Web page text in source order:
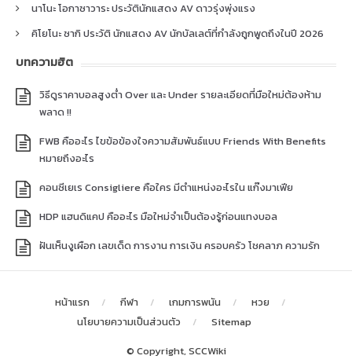
นาโนะ โอกาซาวาระ ประวัตินักแสดง AV ดาวรุ่งพุ่งแรง
คิโยโนะ ซากิ ประวัติ นักแสดง AV นักบัลเลต์ที่กำลังถูกพูดถึงในปี 2026
บทความฮิต
วิธีดูราคาบอลสูงต่ำ Over และ Under รายละเอียดที่มือใหม่ต้องห้าม
พลาด !!
FWB คืออะไร ไขข้อข้องใจความสัมพันธ์แบบ Friends With Benefits
หมายถึงอะไร
คอนซีเยเร Consigliere คือใคร มีตำแหน่งอะไรใน แก๊งมาเฟีย
HDP แฮนดิแคป คืออะไร มือใหม่จำเป็นต้องรู้ก่อนแทงบอล
ฝันเห็นงูเผือก เลขเด็ด การงาน การเงิน ครอบครัว โชคลาภ ความรัก
หน้าแรก กีฬา เกมการพนัน
หวย
นโยบายความเป็นส่วนตัว
Sitemap
© Copyright, SCCWiki